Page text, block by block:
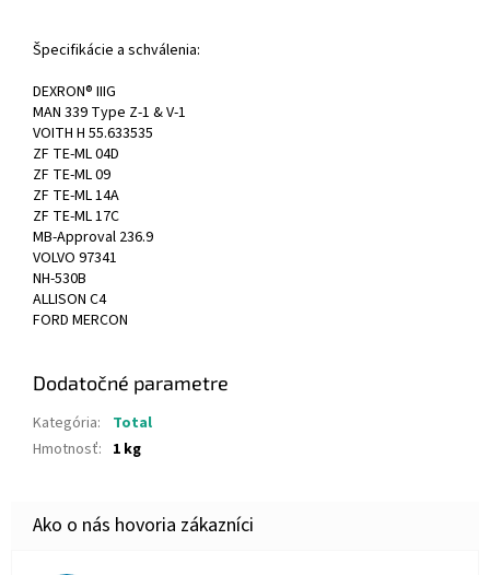
Špecifikácie a schválenia:
DEXRON® IIIG
MAN 339 Type Z-1 & V-1
VOITH H 55.633535
ZF TE-ML 04D
ZF TE-ML 09
ZF TE-ML 14A
ZF TE-ML 17C
MB-Approval 236.9
VOLVO 97341
NH-530B
ALLISON C4
FORD MERCON
Dodatočné parametre
Kategória:
Total
Hmotnosť: 1 kg